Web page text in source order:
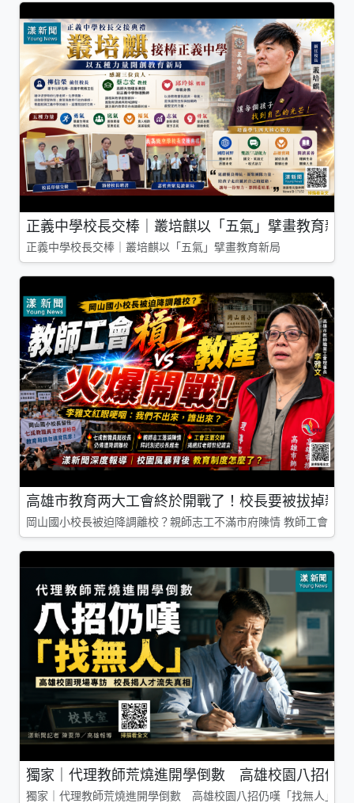
正義中學校長交棒｜叢培麒以「五氣」擘畫教育新局
正義中學校長交棒｜叢培麒以「五氣」擘畫教育新局
高雄市教育两大工會終於開戰了！校長要被拔掉親
岡山國小校長被迫降調離校？親師志工不滿市府陳情 教師工會槓
獨家｜代理教師荒燒進開學倒數 高雄校園八招仍
獨家｜代理教師荒燒進開學倒數 高雄校園八招仍嘆「找無人」